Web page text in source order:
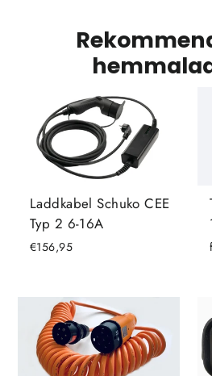
Laddkabel Schuko CEE
Typ 2 6-16A
€156,95